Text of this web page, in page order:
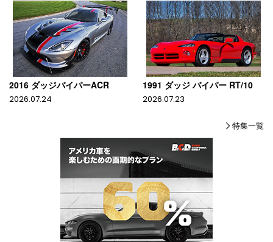
2016 ダッジバイパーACR
2026.07.24
1991 ダッジ バイパー RT/10
2026.07.23
特集一覧